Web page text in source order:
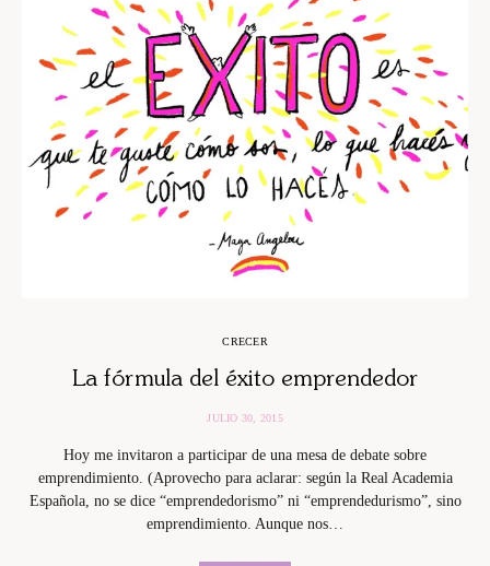
CRECER
La fórmula del éxito emprendedor
JULIO 30, 2015
Hoy me invitaron a participar de una mesa de debate sobre
emprendimiento. (Aprovecho para aclarar: según la Real Academia
Española, no se dice “emprendedorismo” ni “emprendedurismo”, sino
emprendimiento. Aunque nos…